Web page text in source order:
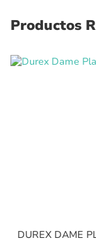
Productos
DUREX DAME